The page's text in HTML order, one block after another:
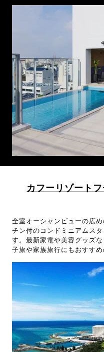
カフーリゾート
全室オーシャンビューの広
チン付のコンドミニアムス
す。最新家電や美容グッズ
子旅や家族旅行にもおすすめ